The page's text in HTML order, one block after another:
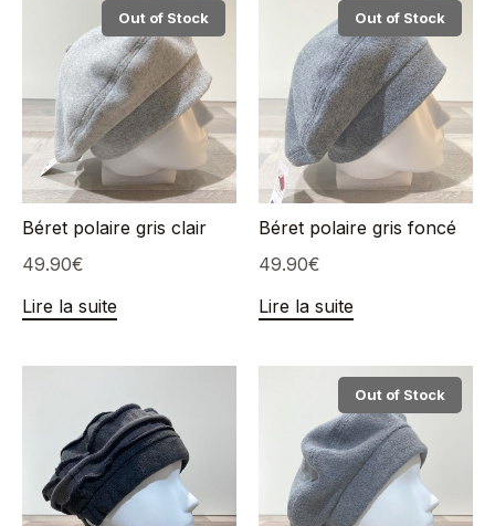
Out of Stock
Béret polaire gris clair
49.90€
Lire la suite
Out of Stock
Béret polaire gris foncé
49.90€
Lire la suite
Out of Stock